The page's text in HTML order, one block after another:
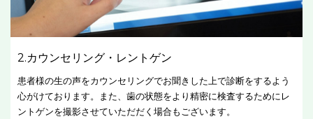
2.カウンセリング・レントゲン
患者様の生の声をカウンセリングでお聞きした上で診断をするよう
心がけております。また、歯の状態をより精密に検査するためにレ
ントゲンを撮影させていただだく場合もございます。